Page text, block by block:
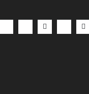
از کالای ایرانی